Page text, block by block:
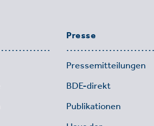
Presse
Pressemitteilungen
BDE-direkt
Publikationen